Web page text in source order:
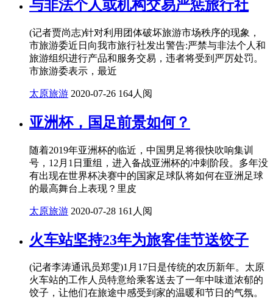
与非法个人或机构交易严惩旅行社
(记者贾尚志)针对利用团体破坏旅游市场秩序的现象，
市旅游委近日向我市旅行社发出警告:严禁与非法个人和
旅游组织进行产品和服务交易，违者将受到严厉处罚。
市旅游委表示，最近
太原旅游 2020-07-26 164人阅
亚洲杯，国足前景如何？
随着2019年亚洲杯的临近，中国男足将很快吹响集训
号，12月1日重组，进入备战亚洲杯的冲刺阶段。多年没
有出现在世界杯决赛中的国家足球队将如何在亚洲足球
的最高舞台上表现？里皮
太原旅游 2020-07-28 161人阅
火车站坚持23年为旅客佳节送饺子
(记者李涛通讯员郑雯)1月17日是传统的农历新年。太原
火车站的工作人员特意给乘客送去了一年中味道浓郁的
饺子，让他们在旅途中感受到家的温暖和节日的气氛。